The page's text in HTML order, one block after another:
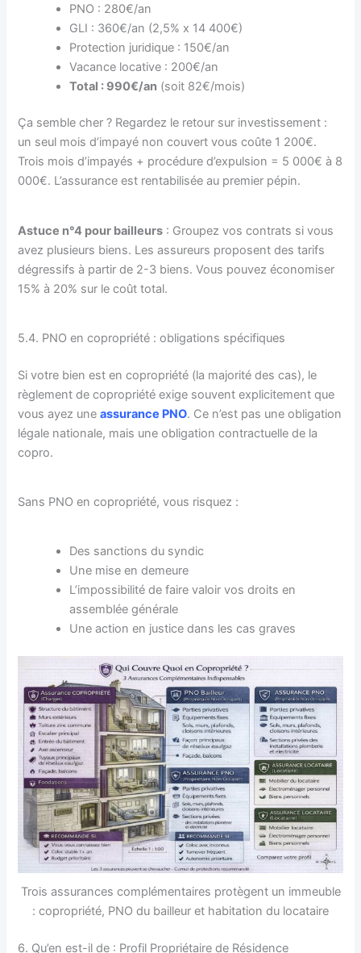
PNO : 280€/an
GLI : 360€/an (2,5% x 14 400€)
Protection juridique : 150€/an
Vacance locative : 200€/an
Total : 990€/an (soit 82€/mois)
Ça semble cher ? Regardez le retour sur investissement :
un seul mois d’impayé non couvert vous coûte 1 200€.
Trois mois d’impayés + procédure d’expulsion = 5 000€ à 8
000€. L’assurance est rentabilisée au premier pépin.
Astuce n°4 pour bailleurs : Groupez vos contrats si vous
avez plusieurs biens. Les assureurs proposent des tarifs
dégressifs à partir de 2-3 biens. Vous pouvez économiser
15% à 20% sur le coût total.
5.4. PNO en copropriété : obligations spécifiques
Si votre bien est en copropriété (la majorité des cas), le
règlement de copropriété exige souvent explicitement que
vous ayez uneassurance PNO. Ce n’est pas une obligation
légale nationale, mais une obligation contractuelle de la
copro.
Sans PNO en copropriété, vous risquez :
Des sanctions du syndic
Une mise en demeure
L’impossibilité de faire valoir vos droits en
assemblée générale
Une action en justice dans les cas graves
Trois assurances complémentaires protègent un immeuble
: copropriété, PNO du bailleur et habitation du locataire
6. Qu’en est-il de : Profil Propriétaire de Résidence